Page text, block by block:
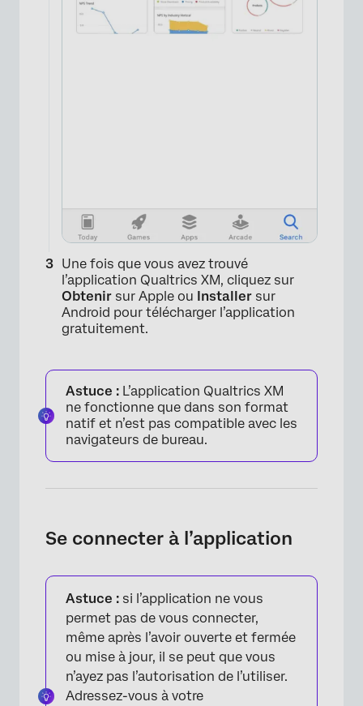
Une fois que vous avez trouvé
l’application Qualtrics XM, cliquez sur
Obtenir sur Apple ou Installer sur
Android pour télécharger l’application
gratuitement.
Astuce : L’application Qualtrics XM
ne fonctionne que dans son format
natif et n’est pas compatible avec les
navigateurs de bureau.
Se connecter à l’application
Astuce : si l’application ne vous
permet pas de vous connecter,
même après l’avoir ouverte et fermée
ou mise à jour, il se peut que vous
n’ayez pas l’autorisation de l’utiliser.
Adressez-vous à votre